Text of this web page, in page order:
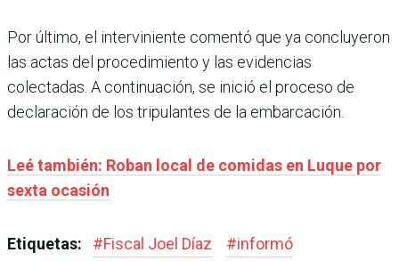
Por último, el interviniente comentó que ya concluyeron
las actas del procedimiento y las evidencias
colectadas. A continuación, se inició el proceso de
declaración de los tripulantes de la embarcación.
Leé también: Roban local de comidas en Luque por
sexta ocasión
Etiquetas: #Fiscal Joel Díaz #informó